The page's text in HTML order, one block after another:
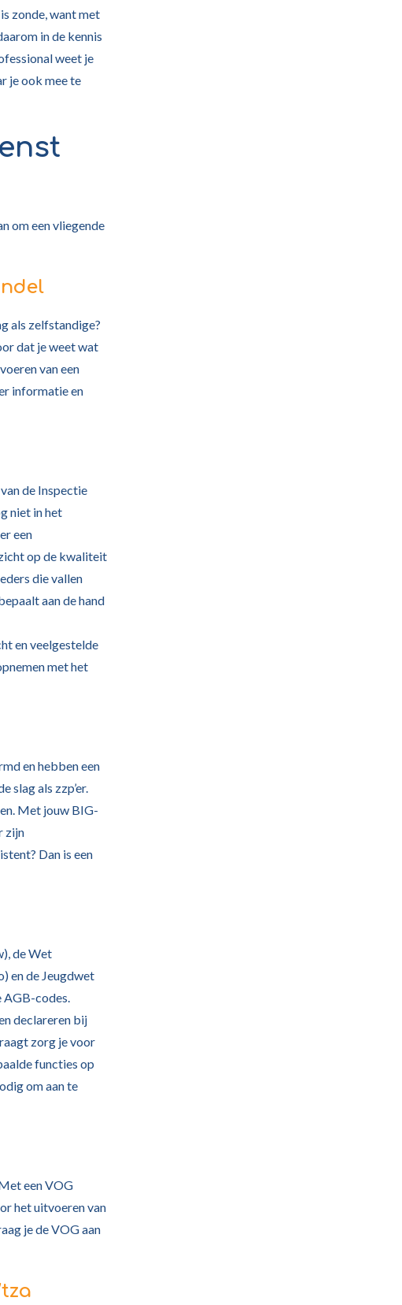
zonde, want met
in de kennis
weet je
je ook mee te
om een vliegende
als zelfstandige?
dat je weet wat
van een
informatie en
de Inspectie
niet in het
een
op de kwaliteit
die vallen
aan de hand
en veelgestelde
met het
en hebben een
slag als zzp’er.
Met jouw BIG-
zijn
Dan is een
de Wet
en de Jeugdwet
AGB-codes.
declareren bij
zorg je voor
functies op
om aan te
een VOG
het uitvoeren van
je de VOG aan